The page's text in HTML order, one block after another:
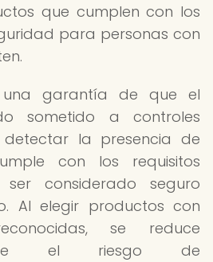
que cumplen con los
para personas con
una garantía de que el
sometido a controles
la presencia de
con los requisitos
considerado seguro
Al elegir productos con
se reduce
el riesgo de